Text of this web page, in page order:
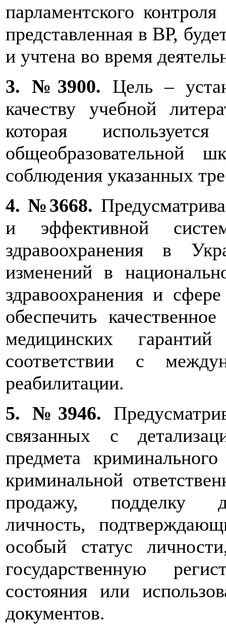
парламентского
представленная в ВР,
и учтена во время
3. №3900. Цель –
качеству учебной
которая
общеобразовательной
соблюдения указанных
4. №3668.
и эффективной
здравоохранения в
изменений в
здравоохранения и
обеспечить
медицинских
соответствии с
реабилитации.
5. №3946.
связанных с
предмета
криминальной
продажу, подделку
личность,
особый статус
государственную
состояния или
документов.